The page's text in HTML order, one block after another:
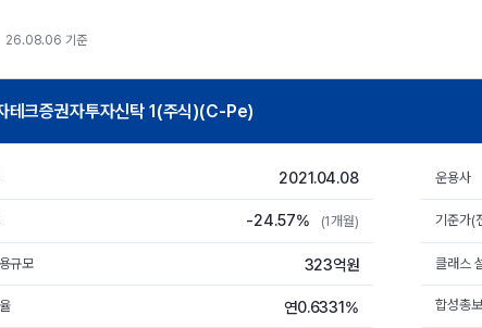
26.08.06 기준
테크증권자투자신탁 1(주식)(C-Pe)
2021.04.08 운용사
-24.57% (1개월) 기준가(
규모 323억원 클래스
연0.6331% 합성총